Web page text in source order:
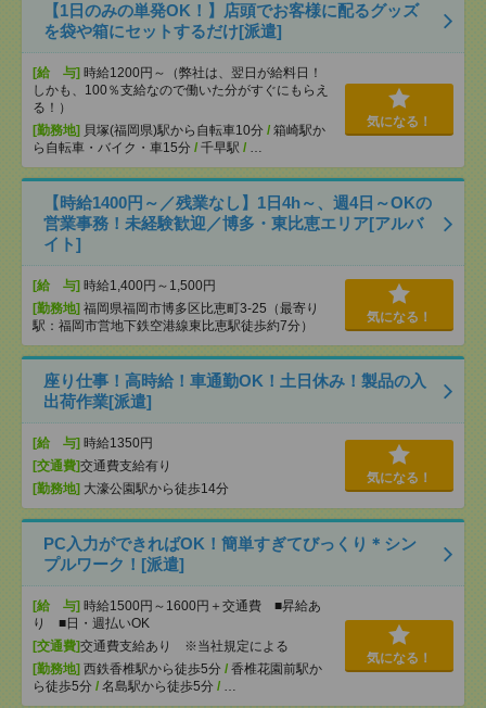
【1日のみの単発OK！】店頭でお客様に配るグッズ
を袋や箱にセットするだけ[派遣]
[給 与] 時給1200円～（弊社は、翌日が給料日！
しかも、100％支給なので働いた分がすぐにもらえ
る！）
[勤務地] 貝塚(福岡県)駅から自転車10分 / 箱崎駅か
ら自転車・バイク・車15分 / 千早駅 / …
気になる！
【時給1400円～／残業なし】1日4h～、週4日～OKの
営業事務！未経験歓迎／博多・東比恵エリア[アルバ
イト]
[給 与] 時給1,400円～1,500円
[勤務地] 福岡県福岡市博多区比恵町3-25（最寄り
駅：福岡市営地下鉄空港線東比恵駅徒歩約7分）
気になる！
座り仕事！高時給！車通勤OK！土日休み！製品の入
出荷作業[派遣]
[給 与] 時給1350円
[交通費]交通費支給有り
[勤務地] 大濠公園駅から徒歩14分
気になる！
PC入力ができればOK！簡単すぎてびっくり＊シン
プルワーク！[派遣]
[給 与] 時給1500円～1600円＋交通費 ■昇給あ
り ■日・週払いOK
[交通費]交通費支給あり ※当社規定による
[勤務地] 西鉄香椎駅から徒歩5分 / 香椎花園前駅か
ら徒歩5分 / 名島駅から徒歩5分 / …
気になる！